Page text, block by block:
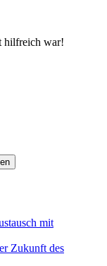
hilfreich war!
mit
Zukunft des